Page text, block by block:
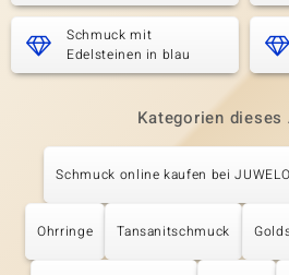
Schmuck mit
Edelsteinen in blau
Kategorien
Schmuck online kaufen bei JUWELO
Ohrringe Tansanitschmuck